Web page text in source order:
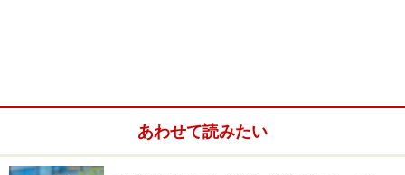
あわせて読みたい